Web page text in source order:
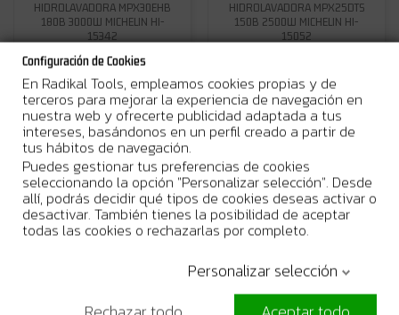
HIDROLAVADORA MPX30EHB
180B 3000W MICHELIN HI-
15342
603,79 €
Añadir al carrito
HIDROLAVADORA MPX25DTS
150B 2500W MICHELIN HI-
15052
Añadir al carrito
Configuración de Cookies
En Radikal Tools, empleamos cookies propias y de
terceros para mejorar la experiencia de navegación en
nuestra web y ofrecerte publicidad adaptada a tus
intereses, basándonos en un perfil creado a partir de
tus hábitos de navegación.
Puedes gestionar tus preferencias de cookies
seleccionando la opción "Personalizar selección". Desde
allí, podrás decidir qué tipos de cookies deseas activar o
desactivar. También tienes la posibilidad de aceptar
todas las cookies o rechazarlas por completo.
Personalizar selección